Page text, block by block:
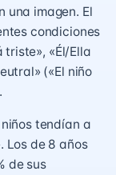
una imagen. El
condiciones
triste», «Él/Ella
(«El niño
tendían a
Los de 8 años
de sus